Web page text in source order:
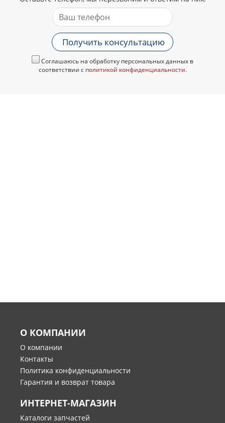
Получить консультацию
Соглашаюсь на обработку персональных данных в
соответствии с политикой конфиденциальности.
О КОМПАНИИ
О компании
Контакты
Политика конфиденциальности
Гарантия и возврат товара
ИНТЕРНЕТ-МАГАЗИН
Каталоги запчастей